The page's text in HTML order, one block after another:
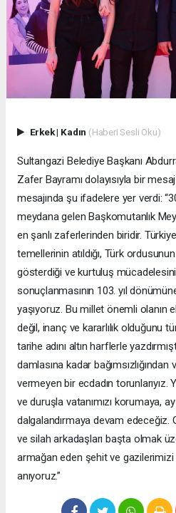
Erkek| Kadın (Haberi Sesli Oku)
Sultangazi Belediye Başkanı
Zafer Bayramı dolayısıyla bir
mesajında şu ifadelere yer verdi:
meydana gelen Başkomutanlık
en şanlı zaferlerinden biridir.
temellerinin atıldığı, Türk
gösterdiği ve kurtuluş
sonuçlanmasının 103. yıl
yaşıyoruz. Bu millet önemli olanın
değil, inanç ve kararlılık olduğunu
tarihe adını altın harflerle
damlasına kadar
vermeyen bir ecdadın torunlarıyız.
ve duruşla vatanımızı korumaya, ay
dalgalandırmaya devam
ve silah arkadaşları başta olmak
armağan eden şehit ve
anıyoruz.”